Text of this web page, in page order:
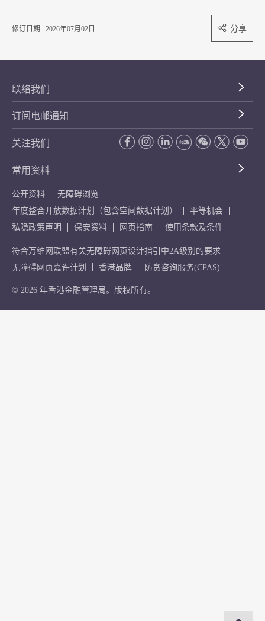
修订日期 : 2026年07月02日 分享
联络我们
订阅电邮通知
关注我们
常用资料
公开资料
无障碍浏览
年度整合开放数据计划（包含空间数据计划）
平等机会
私隐政策声明
保安资料 网页指南 使用条款及条件
符合万维网联盟有关无障碍网页设计指引中2A级别的要求
无障碍网页嘉许计划
香港品牌 防贪咨询服务(CPAS)
© 2026 年香港金融管理局。版权所有。